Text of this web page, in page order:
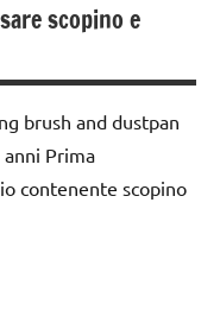
scopino e
brush and dustpan
anni Prima
contenente scopino